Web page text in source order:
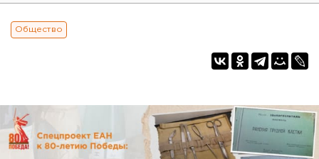
Общество